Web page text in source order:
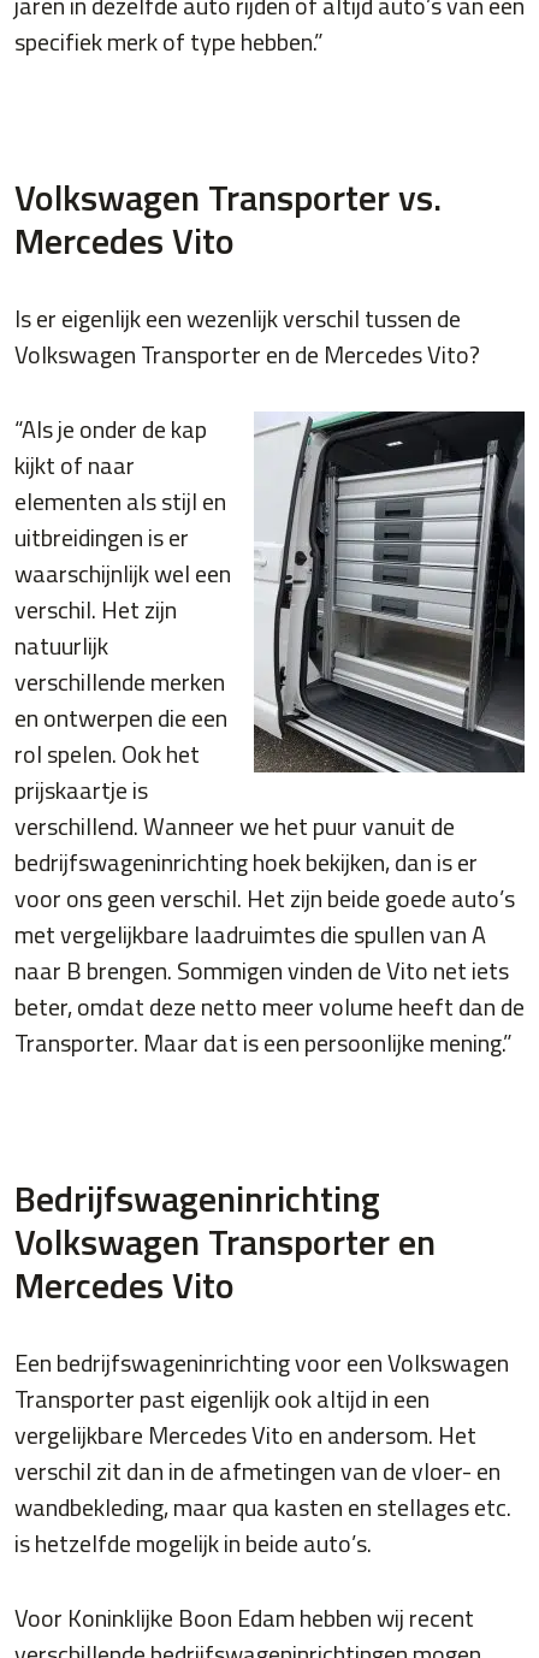
specifiek merk of type hebben.”
Volkswagen Transporter vs.
Mercedes Vito
Is er eigenlijk een wezenlijk verschil tussen de
Volkswagen Transporter en de Mercedes Vito?
“Als je onder de kap
kijkt of naar
elementen als stijl en
uitbreidingen is er
waarschijnlijk wel een
verschil. Het zijn
natuurlijk
verschillende merken
en ontwerpen die een
rol spelen. Ook het
prijskaartje is
verschillend. Wanneer we het puur vanuit de
bedrijfswageninrichting hoek bekijken, dan is er
voor ons geen verschil. Het zijn beide goede auto’s
met vergelijkbare laadruimtes die spullen van A
naar B brengen. Sommigen vinden de Vito net iets
beter, omdat deze netto meer volume heeft dan de
Transporter. Maar dat is een persoonlijke mening.”
Bedrijfswageninrichting
Volkswagen Transporter en
Mercedes Vito
Een bedrijfswageninrichting voor een Volkswagen
Transporter past eigenlijk ook altijd in een
vergelijkbare Mercedes Vito en andersom. Het
verschil zit dan in de afmetingen van de vloer- en
wandbekleding, maar qua kasten en stellages etc.
is hetzelfde mogelijk in beide auto’s.
Voor Koninklijke Boon Edam hebben wij recent